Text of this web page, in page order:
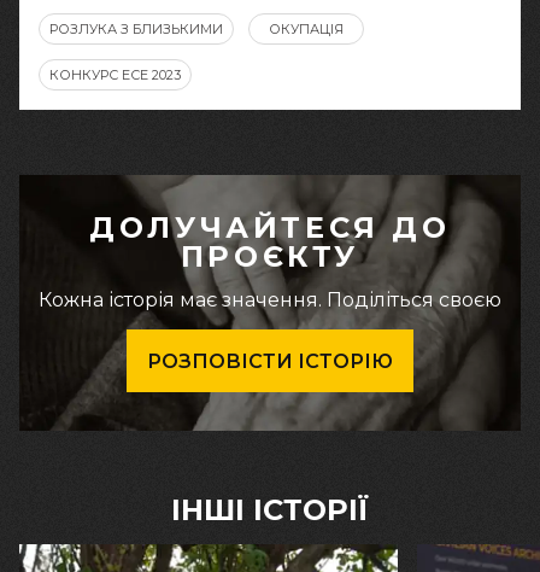
РОЗЛУКА З БЛИЗЬКИМИ ОКУПАЦІЯ
КОНКУРС ЕСЕ 2023
ДОЛУЧАЙТЕСЯ ДО
ПРОЄКТУ
Кожна історія має значення. Поділіться своєю
РОЗПОВІСТИ ІСТОРІЮ
ІНШІ ІСТОРІЇ